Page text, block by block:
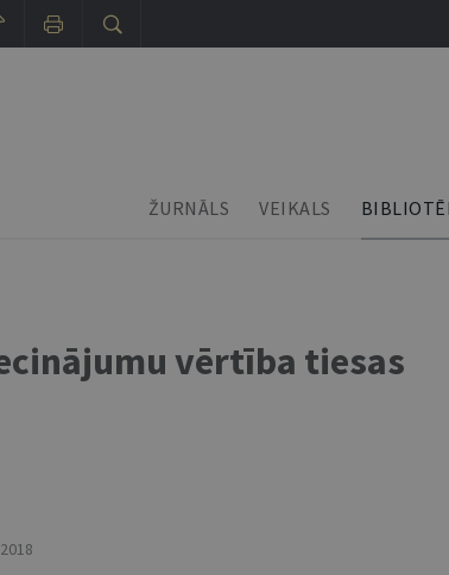
ŽURNĀLS VEIKALS
vērtība tiesas
2018